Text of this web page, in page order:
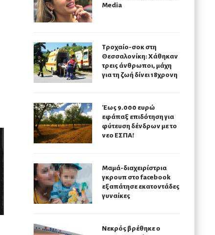
Media
Τροχαίο-σοκ στη
Θεσσαλονίκη: Χάθηκαν
τρεις άνθρωποι, μάχη
για τη ζωή δίνει 18χρονη
Έως 9.000 ευρώ
εφάπαξ επιδότηση για
φύτευση δένδρων με το
νεο ΕΣΠΑ!
Μαμά-διαχειρίστρια
γκρουπ στο facebook
εξαπάτησε εκατοντάδες
γυναίκες
Νεκρός βρέθηκε ο